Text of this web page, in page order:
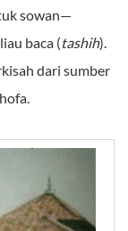
sowan—
baca (tashih).
dari sumber